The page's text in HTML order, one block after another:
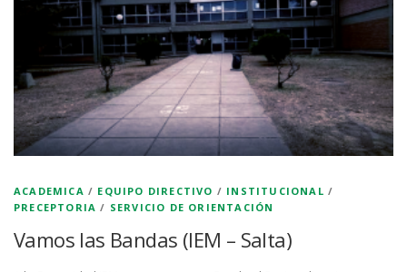
ACADEMICA / EQUIPO DIRECTIVO / INSTITUCIONAL /
PRECEPTORIA / SERVICIO DE ORIENTACIÓN
Vamos las Bandas (IEM – Salta)